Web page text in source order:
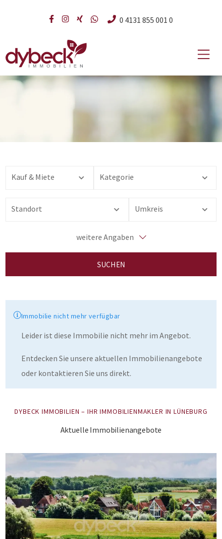
0 4131 855 001 0
Kauf & Miete Kategorie
Standort Umkreis
weitere Angaben
SUCHEN
Immobilie nicht mehr verfügbar
Leider ist diese Immobilie nicht mehr im Angebot.
Entdecken Sie unsere aktuellen Immobilienangebote
oder kontaktieren Sie uns direkt.
DYBECK IMMOBILIEN – IHR IMMOBILIENMAKLER IN LÜNEBURG
Aktuelle Immobilienangebote